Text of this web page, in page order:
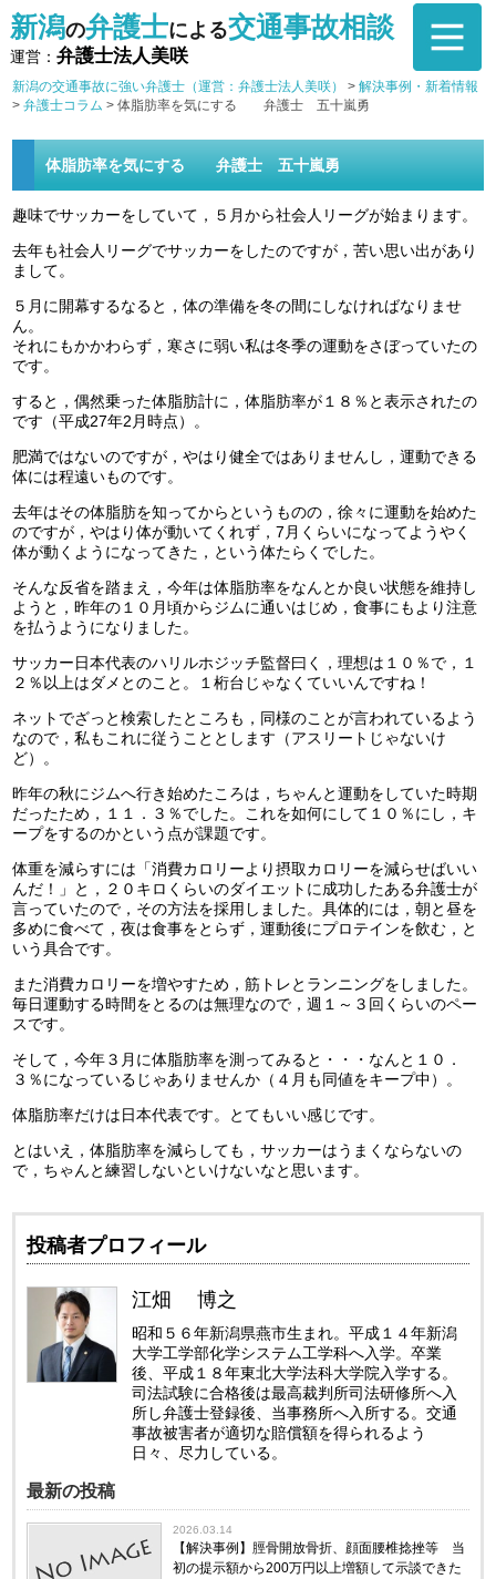
新潟の弁護士による交通事故相談
運営： 弁護士法人美咲
新潟の交通事故に強い弁護士（運営：弁護士法人美咲） >解決事例・新着情報
>弁護士コラム >体脂肪率を気にする 弁護士 五十嵐勇
体脂肪率を気にする 弁護士 五十嵐勇
趣味でサッカーをしていて，５月から社会人リーグが始まります。
去年も社会人リーグでサッカーをしたのですが，苦い思い出があり
まして。
５月に開幕するなると，体の準備を冬の間にしなければなりませ
ん。
それにもかかわらず，寒さに弱い私は冬季の運動をさぼっていたの
です。
すると，偶然乗った体脂肪計に，体脂肪率が１８％と表示されたの
です（平成27年2月時点）。
肥満ではないのですが，やはり健全ではありませんし，運動できる
体には程遠いものです。
去年はその体脂肪を知ってからというものの，徐々に運動を始めた
のですが，やはり体が動いてくれず，7月くらいになってようやく
体が動くようになってきた，という体たらくでした。
そんな反省を踏まえ，今年は体脂肪率をなんとか良い状態を維持し
ようと，昨年の１０月頃からジムに通いはじめ，食事にもより注意
を払うようになりました。
サッカー日本代表のハリルホジッチ監督曰く，理想は１０％で，１
２％以上はダメとのこと。１桁台じゃなくていいんですね！
ネットでざっと検索したところも，同様のことが言われているよう
なので，私もこれに従うこととします（アスリートじゃないけ
ど）。
昨年の秋にジムへ行き始めたころは，ちゃんと運動をしていた時期
だったため，１１．３％でした。これを如何にして１０％にし，キ
ープをするのかという点が課題です。
体重を減らすには「消費カロリーより摂取カロリーを減らせばいい
んだ！」と，２０キロくらいのダイエットに成功したある弁護士が
言っていたので，その方法を採用しました。具体的には，朝と昼を
多めに食べて，夜は食事をとらず，運動後にプロテインを飲む，と
いう具合です。
また消費カロリーを増やすため，筋トレとランニングをしました。
毎日運動する時間をとるのは無理なので，週１～３回くらいのペー
スです。
そして，今年３月に体脂肪率を測ってみると・・・なんと１０．
３％になっているじゃありませんか（４月も同値をキープ中）。
体脂肪率だけは日本代表です。とてもいい感じです。
とはいえ，体脂肪率を減らしても，サッカーはうまくならないの
で，ちゃんと練習しないといけないなと思います。
投稿者プロフィール
江畑 博之
昭和５６年新潟県燕市生まれ。平成１４年新潟
大学工学部化学システム工学科へ入学。卒業
後、平成１８年東北大学法科大学院入学する。
司法試験に合格後は最高裁判所司法研修所へ入
所し弁護士登録後、当事務所へ入所する。交通
事故被害者が適切な賠償額を得られるよう
日々、尽力している。
最新の投稿
2026.03.14
【解決事例】脛骨開放骨折、顔面腰椎捻挫等 当
初の提示額から200万円以上増額して示談できた